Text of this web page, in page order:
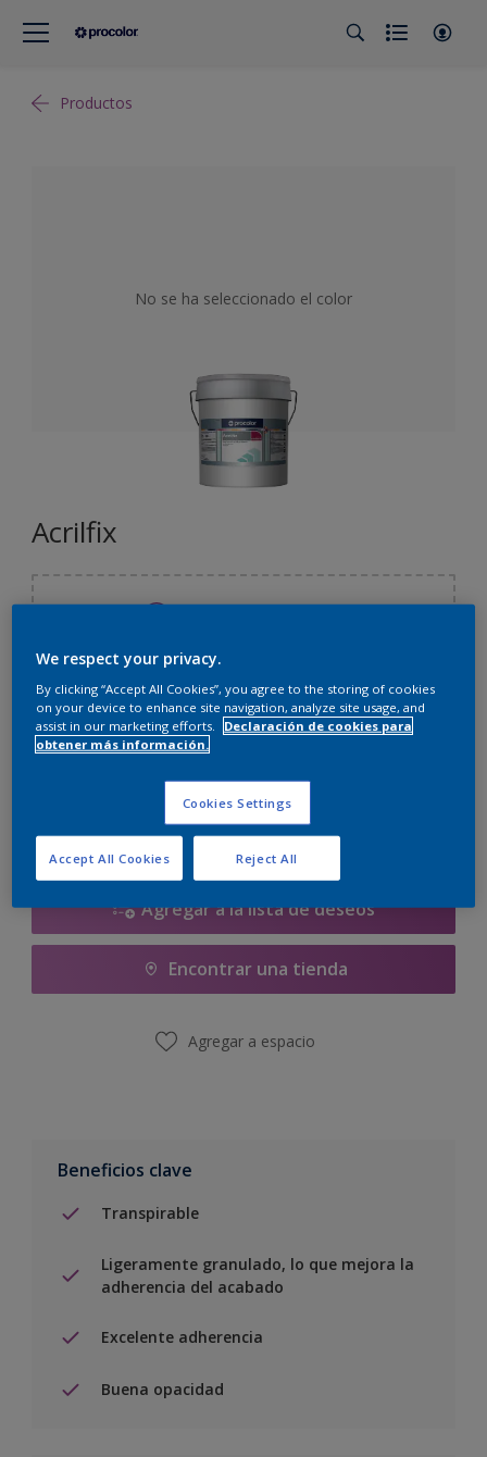
Productos
No se ha seleccionado el color
Acrilfix
Tamaño
5 L 10 L
Calcular
Agregar a la lista de deseos
Encontrar una tienda
Agregar a espacio
Beneficios clave
Transpirable
Ligeramente granulado, lo que mejora la
adherencia del acabado
Excelente adherencia
Buena opacidad
We respect your privacy.
By clicking “Accept All Cookies”, you agree to the storing of cookies
on your device to enhance site navigation, analyze site usage, and
assist in our marketing efforts.
Declaración de cookies para
obtener más información.
Cookies Settings
Reject All
Accept All Cookies